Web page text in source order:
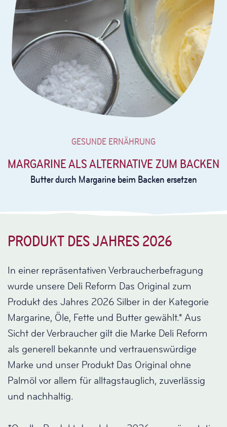
GESUNDE ERNÄHRUNG
MARGARINE ALS ALTERNATIVE ZUM BACKEN
Butter durch Margarine beim Backen ersetzen
PRODUKT DES JAHRES 2026
In einer repräsentativen Verbraucherbefragung
wurde unsere Deli Reform Das Original zum
Produkt des Jahres 2026 Silber in der Kategorie
Margarine, Öle, Fette und Butter gewählt.* Aus
Sicht der Verbraucher gilt die Marke Deli Reform
als generell bekannte und vertrauenswürdige
Marke und unser Produkt Das Original ohne
Palmöl vor allem für alltagstauglich, zuverlässig
und nachhaltig.